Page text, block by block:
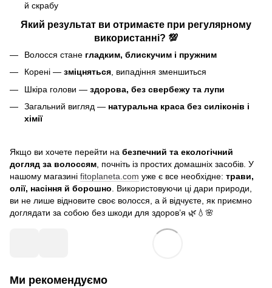
й скрабу
Який результат ви отримаєте при регулярному
використанні? 💯
Волосся стане гладким, блискучим і пружним
Корені — зміцняться, випадіння зменшиться
Шкіра голови — здорова, без свербежу та лупи
Загальний вигляд — натуральна краса без силіконів і
хімії
Якщо ви хочете перейти на безпечний та екологічний
догляд за волоссям, почніть із простих домашніх засобів. У
нашому магазині fitoplaneta.com уже є все необхідне: трави,
олії, насіння й борошно. Використовуючи ці дари природи,
ви не лише відновите своє волосся, а й відчуєте, як приємно
доглядати за собою без шкоди для здоров’я 🌿💧🌸
Ми рекомендуємо